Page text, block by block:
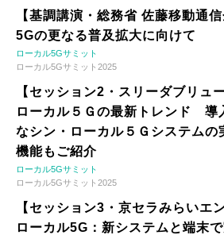
【基調講演・総務省 佐藤移動通
5Gの更なる普及拡大に向けて
ローカル5Gサミット
ローカル5Gサミット2025
【セッション2・スリーダブリュ
ローカル５Ｇの最新トレンド 導
なシン・ローカル５Ｇシステム
機能もご紹介
ローカル5Gサミット
ローカル5Gサミット2025
【セッション3・京セラみらいエ
ローカル5G：新システムと端末